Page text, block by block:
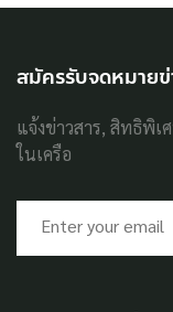
สมัครรับจดหมายข่
แจ้งข่าวสาร, สิทธิพิ
ในเครือ